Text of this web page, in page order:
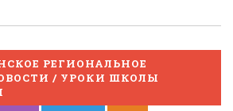
РЕГИОНАЛЬНОЕ
/ УРОКИ ШКОЛЫ